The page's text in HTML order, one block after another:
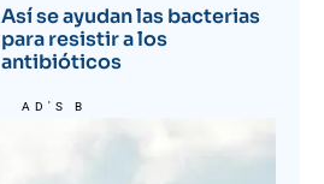
Así se ayudan las bacterias
para resistir a los
antibióticos
AD'S B